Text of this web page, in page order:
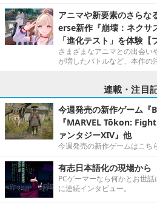
アニマや新要素のさらな
erse新作『崩壊：ネクサ
「進化テスト」を体験【
さまざまなアニマとの出会い
が増したバトルなど、本作の
連載・注目
今週発売の新作ゲーム
『MARVEL Tōkon:
ァンタジーXIV』他
今週発売の新作ゲームはこち
有志日本語化の現場から
PCゲーマーなら何かとお世
に連続インタビュー。